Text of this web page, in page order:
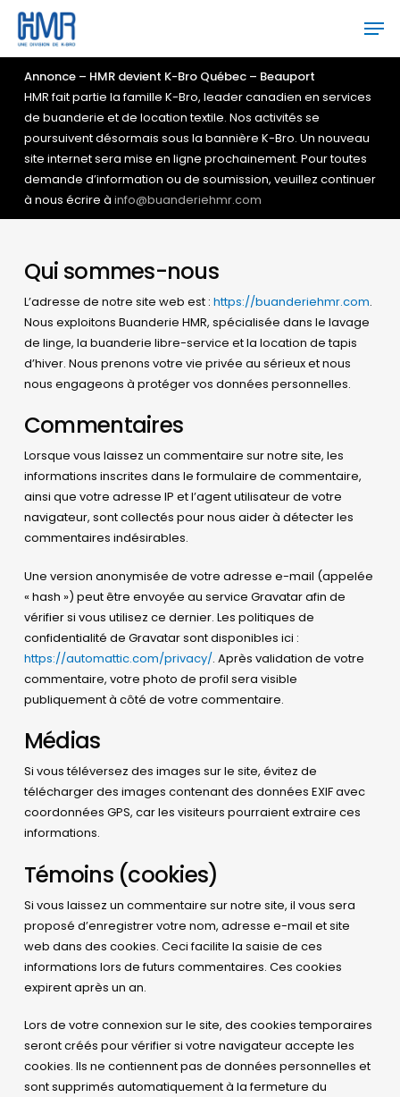
Skip
main
contentAnnonce – HMR devient K-Bro Québec – Beauport
HMR fait partie la famille K-Bro, leader canadien en services
de buanderie et de location textile. Nos activités se
poursuivent désormais sous la bannière K-Bro. Un nouveau
site internet sera mise en ligne prochainement. Pour toutes
demande d’information ou de soumission, veuillez continuer
à nous écrire à info@buanderiehmr.com
Qui sommes-nous
L’adresse de notre site web est : https://buanderiehmr.com.
Nous exploitons Buanderie HMR, spécialisée dans le lavage
de linge, la buanderie libre-service et la location de tapis
d’hiver. Nous prenons votre vie privée au sérieux et nous
nous engageons à protéger vos données personnelles.
Commentaires
Lorsque vous laissez un commentaire sur notre site, les
informations inscrites dans le formulaire de commentaire,
ainsi que votre adresse IP et l’agent utilisateur de votre
navigateur, sont collectés pour nous aider à détecter les
commentaires indésirables.
Une version anonymisée de votre adresse e-mail (appelée
« hash ») peut être envoyée au service Gravatar afin de
vérifier si vous utilisez ce dernier. Les politiques de
confidentialité de Gravatar sont disponibles ici :
https://automattic.com/privacy/. Après validation de votre
commentaire, votre photo de profil sera visible
publiquement à côté de votre commentaire.
Médias
Si vous téléversez des images sur le site, évitez de
télécharger des images contenant des données EXIF avec
coordonnées GPS, car les visiteurs pourraient extraire ces
informations.
Témoins (cookies)
Si vous laissez un commentaire sur notre site, il vous sera
proposé d’enregistrer votre nom, adresse e-mail et site
web dans des cookies. Ceci facilite la saisie de ces
informations lors de futurs commentaires. Ces cookies
expirent après un an.
Lors de votre connexion sur le site, des cookies temporaires
seront créés pour vérifier si votre navigateur accepte les
cookies. Ils ne contiennent pas de données personnelles et
sont supprimés automatiquement à la fermeture du
Close